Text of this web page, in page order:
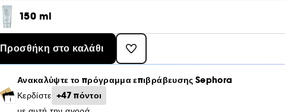
150 ml
Προσθήκη στο καλάθι
Ανακαλύψτε το πρόγραμμα επιβράβευσης Sephora
Κερδίστε +47 πόντοι